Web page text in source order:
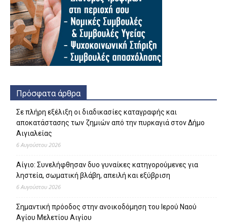
Πρόσφατα άρθρα
Σε πλήρη εξέλιξη οι διαδικασίες καταγραφής και
αποκατάστασης των ζημιών από την πυρκαγιά στον Δήμο
Αιγιαλείας
6 Αυγούστου 2026
Αίγιο: Συνελήφθησαν δυο γυναίκες κατηγορούμενες για
ληστεία, σωματική βλάβη, απειλή και εξύβριση
6 Αυγούστου 2026
Σημαντική πρόοδος στην ανοικοδόμηση του Ιερού Ναού
Αγίου Μελετίου Αιγίου